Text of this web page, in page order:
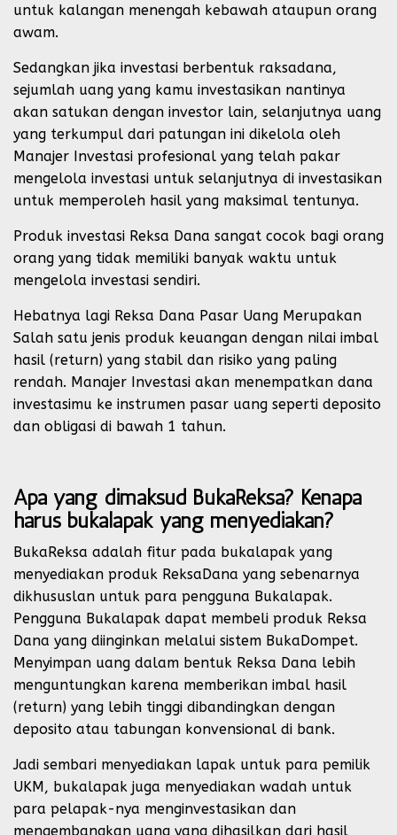
untuk kalangan menengah kebawah ataupun orang
awam.
Sedangkan jika investasi berbentuk raksadana,
sejumlah uang yang kamu investasikan nantinya
akan satukan dengan investor lain, selanjutnya uang
yang terkumpul dari patungan ini dikelola oleh
Manajer Investasi profesional yang telah pakar
mengelola investasi untuk selanjutnya di investasikan
untuk memperoleh hasil yang maksimal tentunya.
Produk investasi Reksa Dana sangat cocok bagi orang
orang yang tidak memiliki banyak waktu untuk
mengelola investasi sendiri.
Hebatnya lagi Reksa Dana Pasar Uang Merupakan
Salah satu jenis produk keuangan dengan nilai imbal
hasil (return) yang stabil dan risiko yang paling
rendah. Manajer Investasi akan menempatkan dana
investasimu ke instrumen pasar uang seperti deposito
dan obligasi di bawah 1 tahun.
Apa yang dimaksud BukaReksa? Kenapa
harus bukalapak yang menyediakan?
BukaReksa adalah fitur pada bukalapak yang
menyediakan produk ReksaDana yang sebenarnya
dikhususlan untuk para pengguna Bukalapak.
Pengguna Bukalapak dapat membeli produk Reksa
Dana yang diinginkan melalui sistem BukaDompet.
Menyimpan uang dalam bentuk Reksa Dana lebih
menguntungkan karena memberikan imbal hasil
(return) yang lebih tinggi dibandingkan dengan
deposito atau tabungan konvensional di bank.
Jadi sembari menyediakan lapak untuk para pemilik
UKM, bukalapak juga menyediakan wadah untuk
para pelapak-nya menginvestasikan dan
mengembangkan uang yang dihasilkan dari hasil